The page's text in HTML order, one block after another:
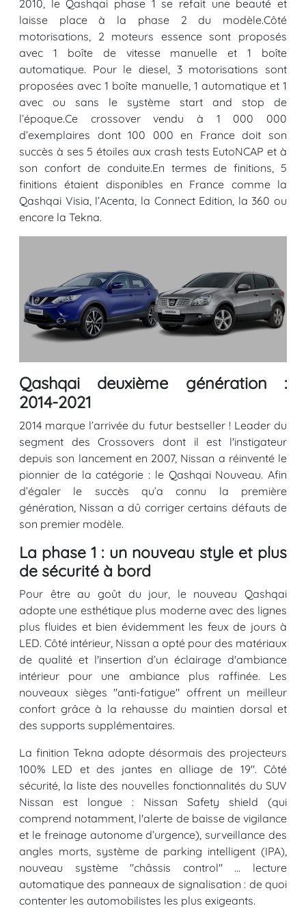
2010, le Qashqai phase 1 se refait une beauté et
laisse place à la phase 2 du modèle.Côté
motorisations, 2 moteurs essence sont proposés
avec 1 boîte de vitesse manuelle et 1 boîte
automatique. Pour le diesel, 3 motorisations sont
proposées avec 1 boîte manuelle, 1 automatique et 1
avec ou sans le système start and stop de
l’époque.Ce crossover vendu à 1 000 000
d’exemplaires dont 100 000 en France doit son
succès à ses 5 étoiles aux crash tests EutoNCAP et à
son confort de conduite.En termes de finitions, 5
finitions étaient disponibles en France comme la
Qashqai Visia, l’Acenta, la Connect Edition, la 360 ou
encore la Tekna.
Qashqai deuxième génération :
2014-2021
2014 marque l’arrivée du futur bestseller ! Leader du
segment des Crossovers dont il est l'instigateur
depuis son lancement en 2007, Nissan a réinventé le
pionnier de la catégorie : le Qashqai Nouveau. Afin
d’égaler le succès qu’a connu la première
génération, Nissan a dû corriger certains défauts de
son premier modèle.
La phase 1 : un nouveau style et plus
de sécurité à bord
Pour être au goût du jour, le nouveau Qashqai
adopte une esthétique plus moderne avec des lignes
plus fluides et bien évidemment les feux de jours à
LED. Côté intérieur, Nissan a opté pour des matériaux
de qualité et l'insertion d’un éclairage d'ambiance
intérieur pour une ambiance plus raffinée. Les
nouveaux sièges "anti-fatigue" offrent un meilleur
confort grâce à la rehausse du maintien dorsal et
des supports supplémentaires.
La finition Tekna adopte désormais des projecteurs
100% LED et des jantes en alliage de 19". Côté
sécurité, la liste des nouvelles fonctionnalités du SUV
Nissan est longue : Nissan Safety shield (qui
comprend notamment, l'alerte de baisse de vigilance
et le freinage autonome d’urgence), surveillance des
angles morts, système de parking intelligent (IPA),
nouveau système "châssis control" ... lecture
automatique des panneaux de signalisation : de quoi
contenter les automobilistes les plus exigeants.